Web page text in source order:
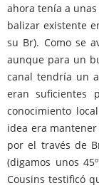
ahora tenía a
balizar existente
su Br). Como se
aunque para un
canal tendría un
eran suficientes
conocimiento
idea era
por el través de
(digamos unos
Cousins testificó